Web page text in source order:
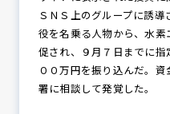
防犯協
ＳＮＳ上のグループに誘
役を名乗る人物から、水
促され、９月７日までに指
００万円を振り込んだ。
署に相談して発覚した。